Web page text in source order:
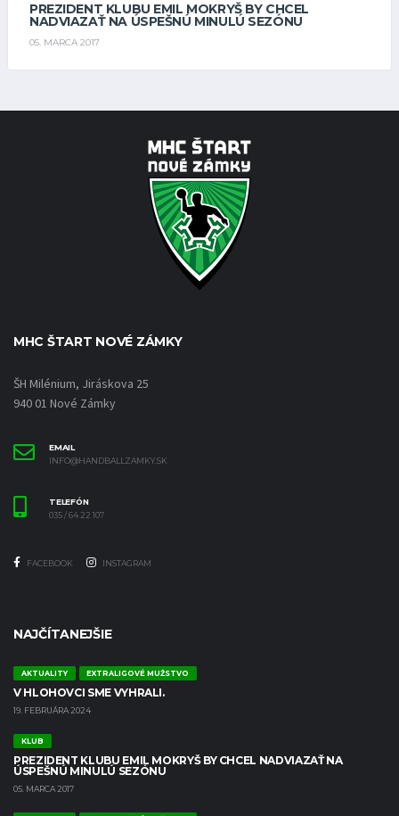
PREZIDENT KLUBU EMIL MOKRYŠ BY CHCEL
NADVIAZAŤ NA ÚSPEŠNÚ MINULÚ SEZÓNU
05. MARCA 2017
MHC ŠTART NOVÉ ZÁMKY
ŠH Milénium, Jiráskova 25
940 01 Nové Zámky
EMAIL
INFO@HANDBALLZAMKY.SK
TELEFÓN
035 / 64 22 107
FACEBOOK INSTAGRAM
NAJČÍTANEJŠIE
AKTUALITY EXTRALIGOVÉ MUŽSTVO
V HLOHOVCI SME VYHRALI.
19. FEBRUÁRA 2024
KLUB
PREZIDENT KLUBU EMIL MOKRYŠ BY CHCEL NADVIAZAŤ NA
ÚSPEŠNÚ MINULÚ SEZÓNU
05. MARCA 2017